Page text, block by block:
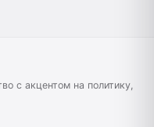
с акцентом на политику,